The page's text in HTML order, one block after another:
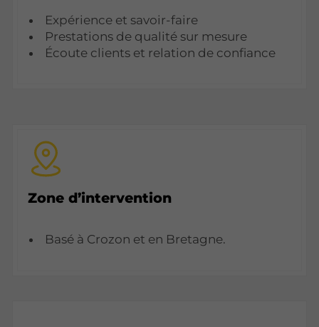
Expérience et savoir-faire
Prestations de qualité sur mesure
Écoute clients et relation de confiance
Zone d’intervention
Basé à Crozon et en Bretagne.